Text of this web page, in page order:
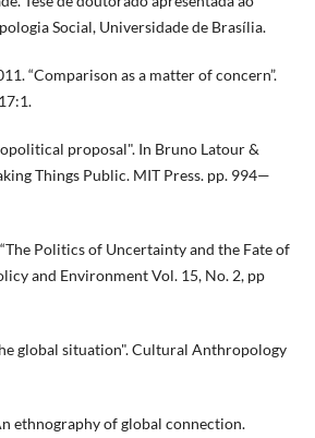
Social, Universidade de Brasília.
“Comparison as a matter of concern”.
proposal". In Bruno Latour &
Things Public. MIT Press. pp. 994—
Politics of Uncertainty and the Fate of
and Environment Vol. 15, No. 2, pp
global situation". Cultural Anthropology
ethnography of global connection.